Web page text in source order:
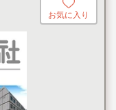
お気に入り